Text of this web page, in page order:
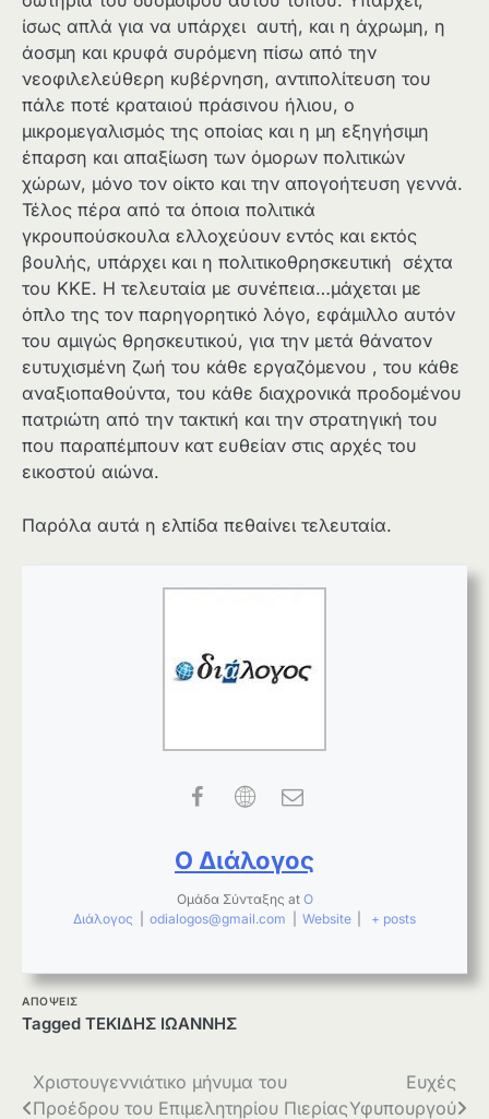
ίσως απλά για να υπάρχει αυτή, και η άχρωμη, η
άοσμη και κρυφά συρόμενη πίσω από την
νεοφιλελεύθερη κυβέρνηση, αντιπολίτευση του
πάλε ποτέ κραταιού πράσινου ήλιου, ο
μικρομεγαλισμός της οποίας και η μη εξηγήσιμη
έπαρση και απαξίωση των όμορων πολιτικών
χώρων, μόνο τον οίκτο και την απογοήτευση γεννά.
Τέλος πέρα από τα όποια πολιτικά
γκρουπούσκουλα ελλοχεύουν εντός και εκτός
βουλής, υπάρχει και η πολιτικοθρησκευτική σέχτα
του ΚΚΕ. Η τελευταία με συνέπεια…μάχεται με
όπλο της τον παρηγορητικό λόγο, εφάμιλλο αυτόν
του αμιγώς θρησκευτικού, για την μετά θάνατον
ευτυχισμένη ζωή του κάθε εργαζόμενου , του κάθε
αναξιοπαθούντα, του κάθε διαχρονικά προδομένου
πατριώτη από την τακτική και την στρατηγική του
που παραπέμπουν κατ ευθείαν στις αρχές του
εικοστού αιώνα.
Παρόλα αυτά η ελπίδα πεθαίνει τελευταία.
Ο Διάλογος
Ομάδα Σύνταξης at Ο
Διάλογος
odialogos@gmail.com Website + posts
ΑΠΟΨΕΙΣ
Tagged ΤΕΚΙΔΗΣ ΙΩΑΝΝΗΣ
Πλοήγηση
Χριστουγεννιάτικο μήνυμα του
Προέδρου του Επιμελητηρίου Πιερίας
Ευχές
Υφυπουργού